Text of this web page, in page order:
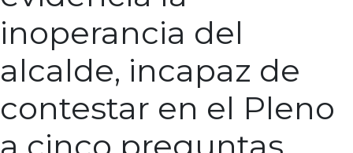
inoperancia del
alcalde, incapaz de
contestar en el Pleno